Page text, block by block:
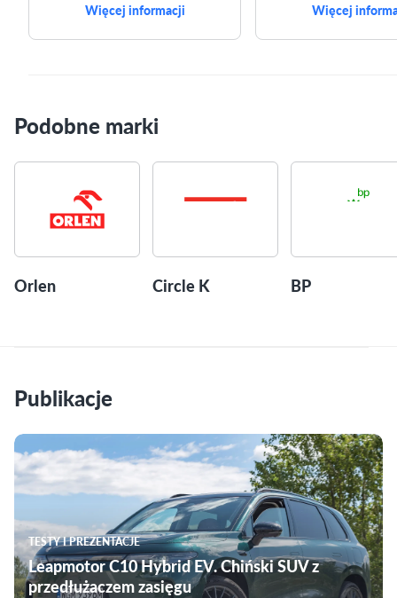
Więcej informacji Więcej
Podobne marki
Orlen Circle K BP
Publikacje
TESTY I PREZENTACJE
Leapmotor C10 Hybrid EV. Chiński SUV z
przedłużaczem zasięgu